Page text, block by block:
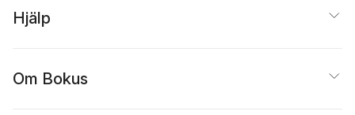
Hjälp
Om Bokus